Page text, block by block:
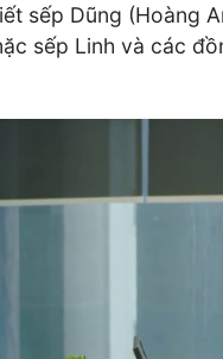
sếp Dũng (Hoàng
sếp Linh và các